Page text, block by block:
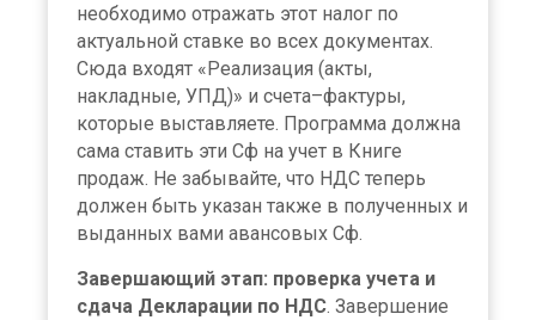
необходимо отражать этот налог по
актуальной ставке во всех документах.
Сюда входят «Реализация (акты,
накладные, УПД)» и счета–фактуры,
которые выставляете. Программа должна
сама ставить эти Сф на учет в Книге
продаж. Не забывайте, что НДС теперь
должен быть указан также в полученных и
выданных вами авансовых Сф.
Завершающий этап: проверка учета и
сдача Декларации по НДС . Завершение